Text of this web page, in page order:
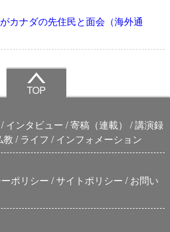
カナダの先住民と面会（海外通
TOP
インタビュー 寄稿（連載）
講演録
教 ライフ
インフォメーション
ポリシー サイトポリシー
お問い